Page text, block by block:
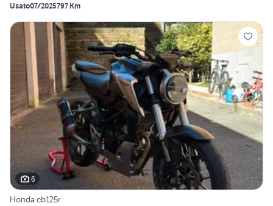
Usato07/2025797 Km
6
Honda cb125r